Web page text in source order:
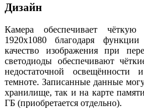
Дизайн
Камера обеспечивает
1920x1080 благодаря
качество изображения при
светодиоды обеспечивают
недостаточной
темноте. Записанные данные
хранилище, так и на карте
ГБ (приобретается отдельно).